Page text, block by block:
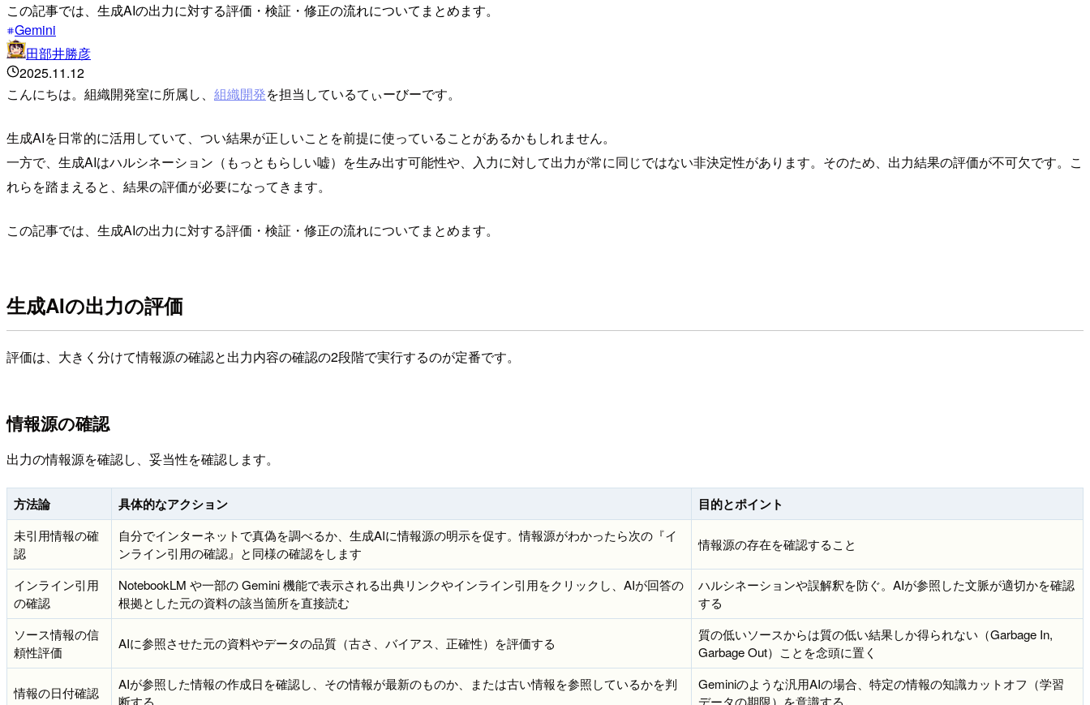
この記事では、生成AIの出力に対する評価・検証・修正の流れについてまとめます。
Gemini
田部井勝彦
2025.11.12
こんにちは。組織開発室に所属し、 組織開発を担当しているてぃーびーです。
生成AIを日常的に活用していて、つい結果が正しいことを前提に使っていることがあるかもしれません。
一方で、生成AIはハルシネーション（もっともらしい嘘）を生み出す可能性や、入力に対して出力が常に同じではない非決定性があります。そのため、出力結果の評価が不可欠です。こ
れらを踏まえると、結果の評価が必要になってきます。
この記事では、生成AIの出力に対する評価・検証・修正の流れについてまとめます。
生成AIの出力の評価
評価は、大きく分けて情報源の確認と出力内容の確認の2段階で実行するのが定番です。
情報源の確認
出力の情報源を確認し、妥当性を確認します。
方法論 具体的なアクション 目的とポイント
未引用情報の確
認
自分でインターネットで真偽を調べるか、生成AIに情報源の明示を促す。情報源がわかったら次の『イ
ンライン引用の確認』と同様の確認をします
情報源の存在を確認すること
インライン引用
の確認
NotebookLM や一部の Gemini 機能で表示される出典リンクやインライン引用をクリックし、AIが回答の
根拠とした元の資料の該当箇所を直接読む
ハルシネーションや誤解釈を防ぐ。AIが参照した文脈が適切かを確認
する
ソース情報の信
頼性評価
AIに参照させた元の資料やデータの品質（古さ、バイアス、正確性）を評価する
質の低いソースからは質の低い結果しか得られない（Garbage In,
Garbage Out）ことを念頭に置く
情報の日付確認
AIが参照した情報の作成日を確認し、その情報が最新のものか、または古い情報を参照しているかを判
断する
Geminiのような汎用AIの場合、特定の情報の知識カットオフ（学習
データの期限）を意識する。